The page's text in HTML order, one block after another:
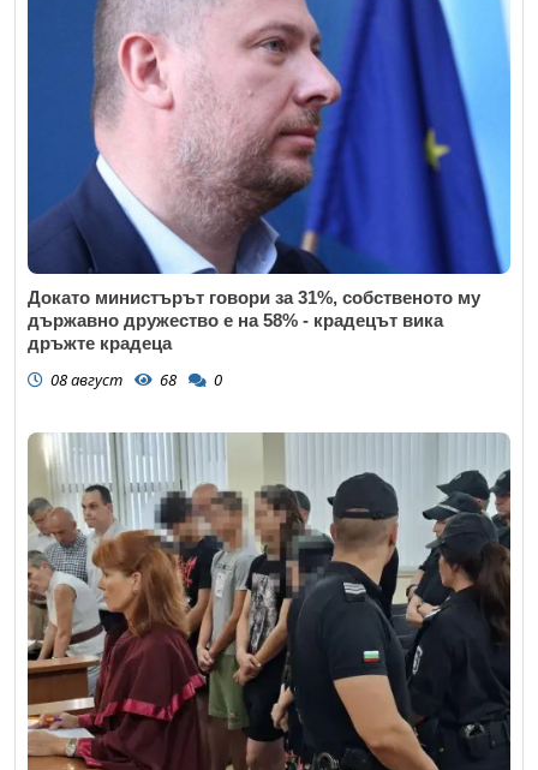
Докато министърът говори за 31%, собственото му
държавно дружество е на 58% - крадецът вика
дръжте крадеца
08 август 68 0